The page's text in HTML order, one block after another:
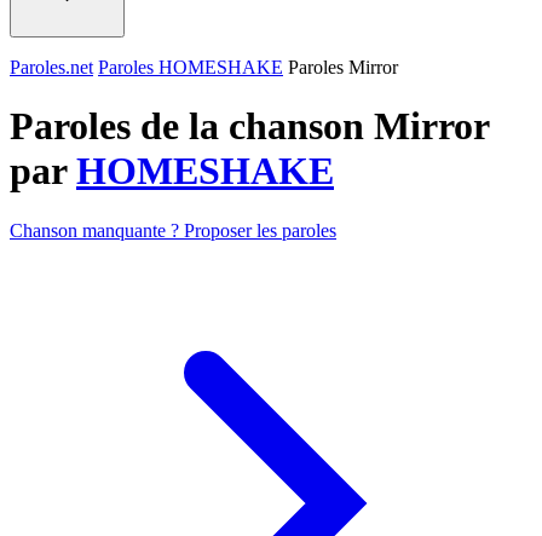
Paroles.net Paroles HOMESHAKE Paroles Mirror
Paroles de la chanson Mirror
parHOMESHAKE
Chanson manquante ? Proposer les paroles